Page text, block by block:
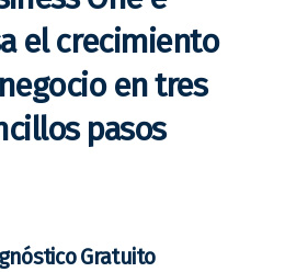
el crecimiento
en tres
pasos
Gratuito